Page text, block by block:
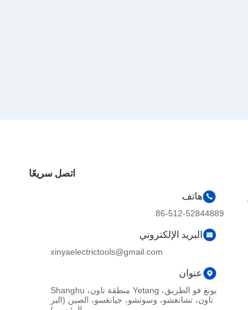
اتصل سريعًا
هاتف
86-512-52844889
البريد الإلكتروني
xinyaelectrictools@gmail.com
عنوان
يونغ فو الطريق، Yetang منطقة تاون، Shanghu
تاون، تشانغشو، وسوتشو، جيانغسو، الصين (البر